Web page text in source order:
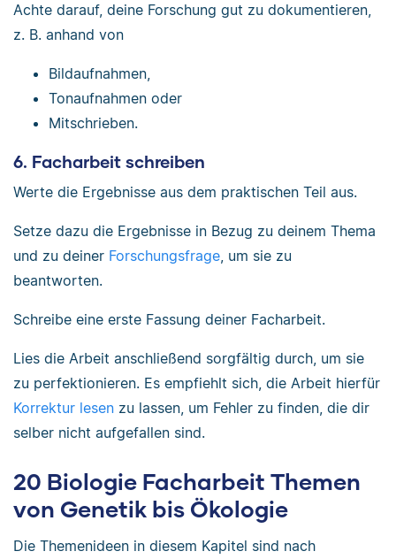
Achte darauf, deine Forschung gut zu dokumentieren,
z. B. anhand von
Bildaufnahmen,
Tonaufnahmen oder
Mitschrieben.
6. Facharbeit schreiben
Werte die Ergebnisse aus dem praktischen Teil aus.
Setze dazu die Ergebnisse in Bezug zu deinem Thema
und zu deiner Forschungsfrage , um sie zu
beantworten.
Schreibe eine erste Fassung deiner Facharbeit.
Lies die Arbeit anschließend sorgfältig durch, um sie
zu perfektionieren. Es empfiehlt sich, die Arbeit hierfür
Korrektur lesen zu lassen, um Fehler zu finden, die dir
selber nicht aufgefallen sind.
20 Biologie Facharbeit Themen
von Genetik bis Ökologie
Die Themenideen in diesem Kapitel sind nach